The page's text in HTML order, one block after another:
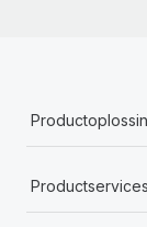
Productservices